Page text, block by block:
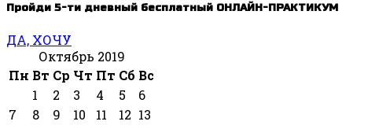
Пройди 5-ти дневный бесплатный ОНЛАЙН-ПРАКТИКУМ
ДА, ХОЧУ
Октябрь 2019
Пн Вт Ср Чт Пт Сб Вс
1 2 3 4 5
6
7
8 9 10 11 12 13